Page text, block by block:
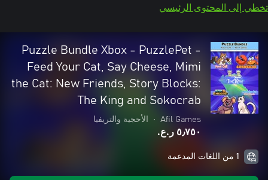
تخطي إلى المحتوى الرئيسي
Puzzle Bundle Xbox - PuzzlePet -
Feed Your Cat, Say Cheese, Mimi
the Cat: New Friends, Story Blocks:
The King and Sokocrab
Afil Games
• الأحجية والتريفيا
٥٫٧٥٠ ر.ع.‏
1 من اللغات المدعمة